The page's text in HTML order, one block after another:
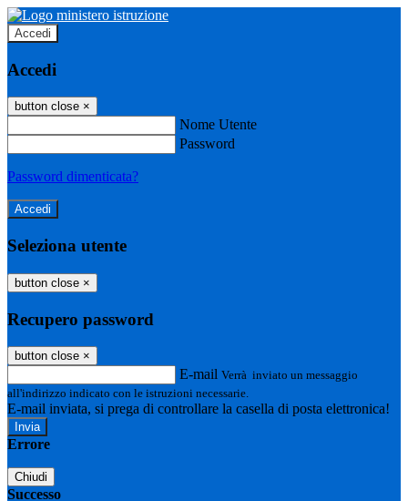
Accedi
Accedi
button close ×
Nome Utente
Password
Password dimenticata?
Seleziona utente
button close ×
Recupero password
button close ×
E-mail Verrà inviato un messaggio
all'indirizzo indicato con le istruzioni necessarie.
E-mail inviata, si prega di controllare la casella di posta elettronica!
Errore
Chiudi
Successo